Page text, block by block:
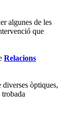
algunes de les
que
Relacions
òptiques,